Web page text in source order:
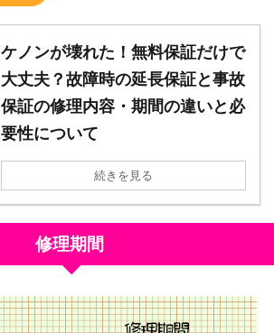
ケノンが壊れた！無料保証だけで
大丈夫？故障時の延長保証と事故
保証の修理内容・期間の違いと必
要性について
続きを見る
修理期間